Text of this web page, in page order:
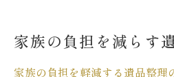
家族の負担を減らす
家族の負担を軽減する遺品整理